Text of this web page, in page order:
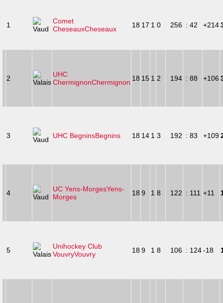
1
Comet
CheseauxCheseaux 18 17 1 0 256 : 42 +214
2
UHC
ChermignonChermignon 18 15 1 2 194 : 88 +106
3 UHC BegninsBegnins 18 14 1 3 192 : 83 +109
4 UC Yens-MorgesYens-
Morges
18 9 1 8 122 : 111 +11
5
Unihockey Club
VouvryVouvry 189 1 8 106 : 124-18